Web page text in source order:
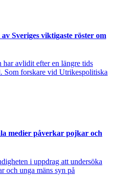
Sveriges viktigaste röster om
avlidit efter en längre tids
Som forskare vid Utrikespolitiska
medier påverkar pojkar och
i uppdrag att undersöka
och unga mäns syn på